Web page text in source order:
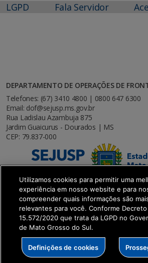
LGPD Fala Servidor
DEPARTAMENTO DE OPERAÇÕES DE
Telefones: (67) 3410 4800 | 0800 647 6300
Email: dof@sejusp.ms.gov.br
Rua Ladislau Azambuja 875
Jardim Guaicurus - Dourados | MS
CEP: 79.837-000
SETDIG | Secretaria-Executiva de
Digital
Utilizamos cookies para permitir uma
experiência em nosso website e para
compreender quais informações são
relevantes para você. Conforme Decreto
15.572/2020 que trata da LGPD no
de Mato Grosso do Sul.
Definições de cookies